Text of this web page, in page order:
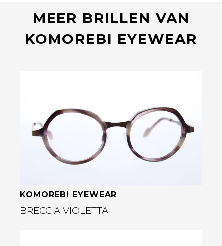
MEER BRILLEN VAN
KOMOREBI EYEWEAR
KOMOREBI EYEWEAR
BRECCIA VIOLETTA